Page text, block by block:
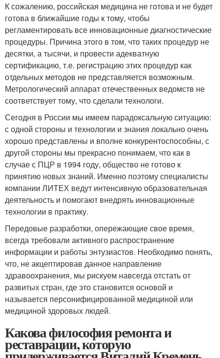
К сожалению, российская медицина не готова и не будет
готова в ближайшие годы к тому, чтобы
регламентировать все инновационные диагностические
процедуры. Причина этого в том, что таких процедур не
десятки, а тысячи, и провести адекватную
сертификацию, т.е. регистрацию этих процедур как
отдельных методов не представляется возможным.
Метрологический аппарат отечественных ведомств не
соответствует тому, что сделали технологи.
Сегодня в России мы имеем парадоксальную ситуацию:
с одной стороны и технологии и знания локально очень
хорошо представлены и вполне конкурентоспособны, с
другой стороны мы прекрасно понимаем, что как в
случае с ПЦР в 1994 году, общество не готово к
принятию новых знаний. Именно поэтому специалисты
компании ЛИТЕХ ведут интенсивную образовательная
деятельность и помогают внедрять инновационные
технологии в практику.
Передовые разработки, опережающие свое время,
всегда требовали активного распространение
информации и работы энтузиастов. Необходимо понять,
что, не акцептировав данное направление
здравоохранения, мы рискуем навсегда отстать от
развитых стран, где это становится основой и
называется персонифицированной медициной или
медициной здоровых людей.
Какова философия ремонта и
реставрации, которую